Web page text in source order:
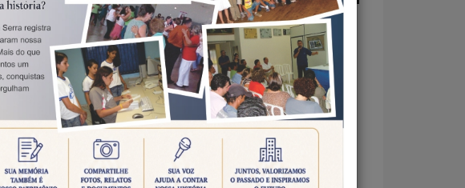
ESTÁ NAS PESSOAS
mas o
será a nossa
mão daquilo